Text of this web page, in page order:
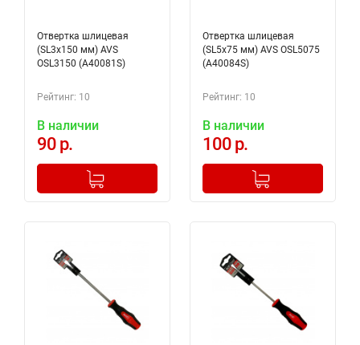
Отвертка шлицевая
(SL3x150 мм) AVS
OSL3150 (A40081S)
Рейтинг: 10
В наличии
90 р.
+
Добавлено в корзину
Отвертка шлицевая
(SL5x75 мм) AVS OSL5075
(A40084S)
Рейтинг: 10
В наличии
100 р.
+
Добавлено в корзину